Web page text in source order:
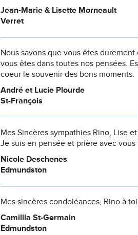
Jean-Marie & Lisette Morneault
Verret
Nous savons que vous êtes
vous êtes dans toutes nos pensées.
coeur le souvenir des bons moments.
André et Lucie Plourde
St-François
Mes Sincères sympathies Rino, Lise
Je suis en pensée et prière avec vous
Nicole Deschenes
Edmundston
Mes sincères condoléances, Rino à
Camillla St-Germain
Edmundston